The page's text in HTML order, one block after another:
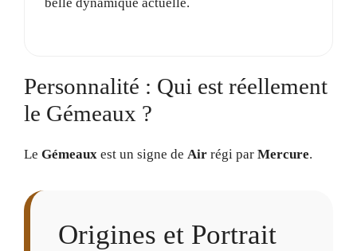
Personnalité : Qui est réellement
le Gémeaux ?
Le Gémeaux est un signe de Air régi par Mercure.
Origines et Portrait